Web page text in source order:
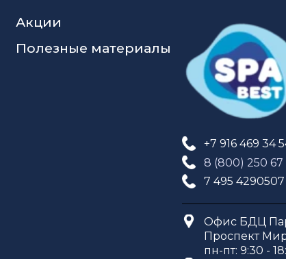
Акции
Полезные материалы
+7 916 469 34
8 (800) 250
7 495 4290507
Офис БДЦ
Проспект
пн-пт: 9:30 -